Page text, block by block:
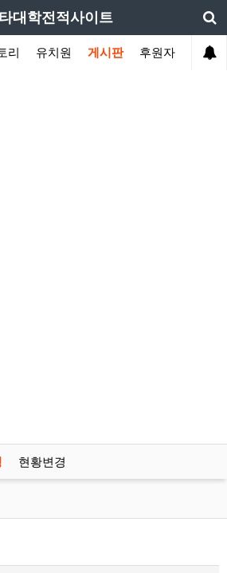
대학전적사이트
리 유치원 게시판 후원자
현황변경